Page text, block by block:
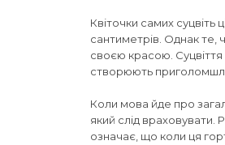
Квіточки самих суцвіть
сантиметрів. Однак те,
своєю красою. Суцвіття
створюють
Коли мова йде про
який слід враховувати.
означає, що коли ця